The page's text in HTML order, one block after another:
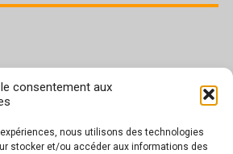
consentement aux
nous utilisons des technologies
stocker et/ou accéder aux informations des
situations de travail par forte chaleur
du 23 juin 2026